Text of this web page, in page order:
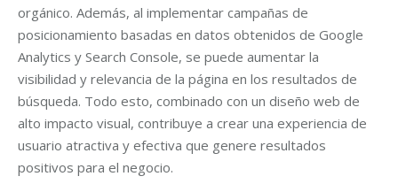
orgánico. Además, al implementar campañas de
posicionamiento basadas en datos obtenidos de Google
Analytics y Search Console, se puede aumentar la
visibilidad y relevancia de la página en los resultados de
búsqueda. Todo esto, combinado con un diseño web de
alto impacto visual, contribuye a crear una experiencia de
usuario atractiva y efectiva que genere resultados
positivos para el negocio.